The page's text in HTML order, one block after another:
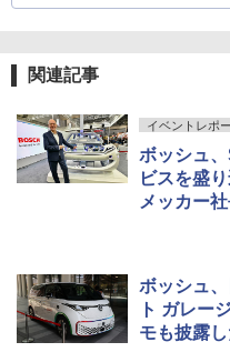
関連記事
イベントレポ
ボッシュ
ビスを盛
メッカー
ボッシュ
ト ガレー
モも披露